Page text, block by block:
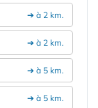
➔ à 2 km.
➔ à 2 km.
➔ à 5 km.
➔ à 5 km.